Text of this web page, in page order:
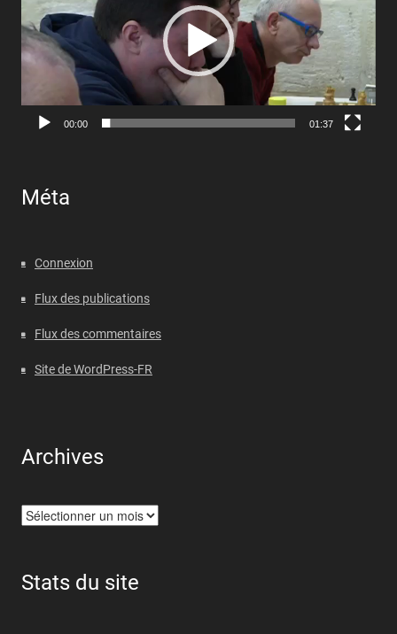
00:00 01:37
Méta
Connexion
Flux des publications
Flux des commentaires
Site de WordPress-FR
Archives
Archives
Stats du site